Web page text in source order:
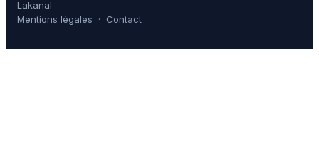
Lakanal
Mentions légales · Contact